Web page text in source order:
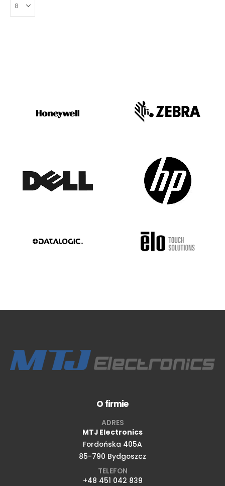
O firmie
ADRES
MTJ Electronics
Fordońska 405A
85-790 Bydgoszcz
TELEFON
+48 451 042 839